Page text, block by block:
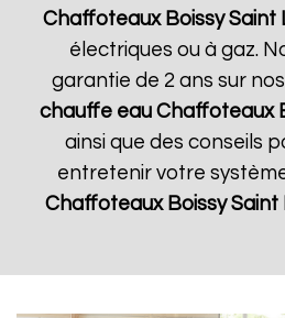
Chaffoteaux Boissy Saint
électriques ou à gaz.
garantie de 2 ans sur
chauffe eau Chaffoteaux
ainsi que des conseils
entretenir votre
Chaffoteaux Boissy